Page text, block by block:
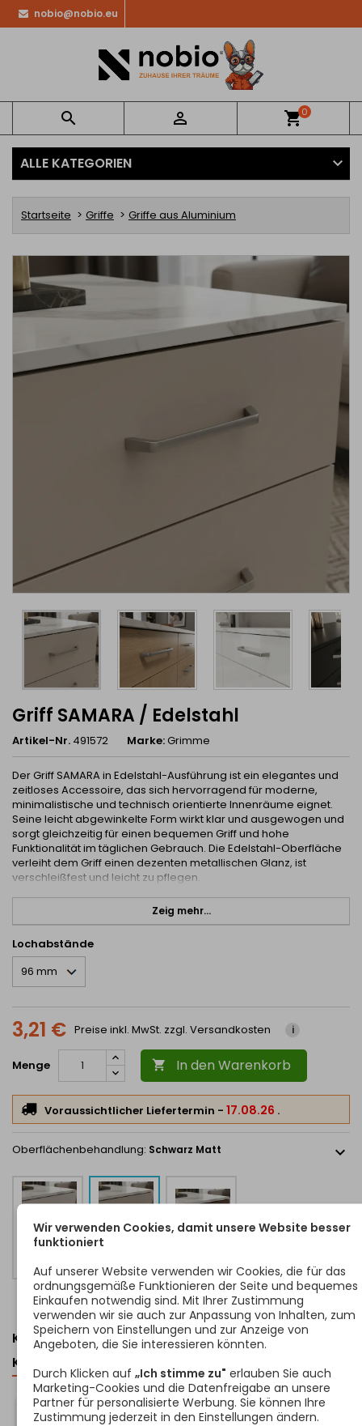
nobio@nobio.eu
  shopping_cart0
ALLE KATEGORIEN
Startseite Griffe Griffe aus Aluminium
Griff SAMARA / Edelstahl
Artikel-Nr. 491572 Marke:Grimme
Der Griff SAMARA in Edelstahl-Ausführung ist ein elegantes und
zeitloses Accessoire, das sich hervorragend für moderne,
minimalistische und technisch orientierte Innenräume eignet.
Seine leicht abgewinkelte Form wirkt klar und ausgewogen und
sorgt gleichzeitig für einen bequemen Griff und hohe
Funktionalität im täglichen Gebrauch. Die Edelstahl-Oberfläche
verleiht dem Griff einen dezenten metallischen Glanz, ist
verschleißfest und leicht zu pflegen.
Der Griff SAMARA ist ideal für Küchen, Bäder, Wohnzimmer,
Garderoben sowie Büromöbel. Er kommt sowohl auf hellen als
auch auf dunklen Oberflächen, Holz, Laminat und lackierten
Türen hervorragend zur Geltung. Dank mehrerer
Größenvarianten ermöglicht er eine einheitliche Lösung für das
gesamte Mobiliar – von kleineren Schubladen bis zu größeren
Schränken.
Technische Parameter:
Material:Metall
Oberflächenbehandlung:Edelstahl
Varianten der Bohrabstände und Maße:
Bohrabstand 96 mm– Gesamtlänge 115 mm, Breite 16,5 mm,
Höhe 25,5 mm
Bohrabstand 128 mm– Gesamtlänge 147 mm, Breite 16,5
mm, Höhe 25,5 mm
Bohrabstand 160 mm– Gesamtlänge 179 mm, Breite 16,5
mm, Höhe 25,5 mm
mm, Höhe 25,5 mm
Bohrabstand 224 mm
Montageschrauben sind im Lieferumfang enthalten.
Der Griff SAMARA in Edelstahl-Ausführung ist die ideale Wahl für
alle, die ein hochwertiges, langlebiges und optisch klares Detail
mit vielseitiger Verwendung und langer Lebensdauer suchen.
Zeig mehr...
Lochabstände
3,21 € Preise inkl. MwSt. zzgl. Versandkosten i
Menge  In den Warenkorb
Voraussichtlicher Liefertermin - 17.08.26 .
Oberflächenbehandlung: Schwarz Matt expand_more
Schwarz
Schwarz
KUNDEN, DIE DIESEN ARTIKEL GEKAUFT HABEN,
KAUFTEN AUCH ...
<
Wir verwenden Cookies, damit unsere Website besser
funktioniert
Auf unserer Website verwenden wir Cookies, die für das
ordnungsgemäße Funktionieren der Seite und bequemes
Einkaufen notwendig sind. Mit Ihrer Zustimmung
verwenden wir sie auch zur Anpassung von Inhalten, zum
Speichern von Einstellungen und zur Anzeige von
Angeboten, die Sie interessieren könnten.
Durch Klicken auf „Ich stimme zu" erlauben Sie auch
Marketing-Cookies und die Datenfreigabe an unsere
Partner für personalisierte Werbung. Sie können Ihre
Zustimmung jederzeit in den Einstellungen ändern.